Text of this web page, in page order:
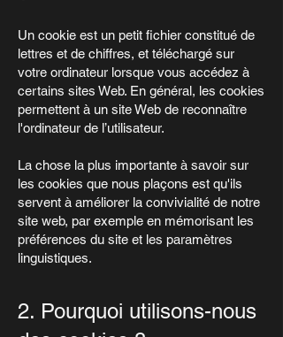
Un cookie est un petit fichier constitué de
lettres et de chiffres, et téléchargé sur
votre ordinateur lorsque vous accédez à
certains sites Web. En général, les cookies
permettent à un site Web de reconnaître
l'ordinateur de l’utilisateur.
La chose la plus importante à savoir sur
les cookies que nous plaçons est qu'ils
servent à améliorer la convivialité de notre
site web, par exemple en mémorisant les
préférences du site et les paramètres
linguistiques.
2. Pourquoi utilisons-nous